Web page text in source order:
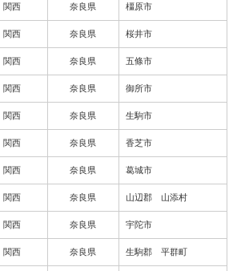
関西 奈良県 橿原市
関西 奈良県 桜井市
関西 奈良県 五條市
関西 奈良県 御所市
関西 奈良県 生駒市
関西 奈良県 香芝市
関西 奈良県 葛城市
関西 奈良県 山辺郡 山添村
関西 奈良県 宇陀市
関西 奈良県 生駒郡 平群町